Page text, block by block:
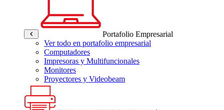
Portafolio Empresarial
Ver todo en portafolio empresarial
Computadores
Impresoras y Multifuncionales
Monitores
Proyectores y Videobeam